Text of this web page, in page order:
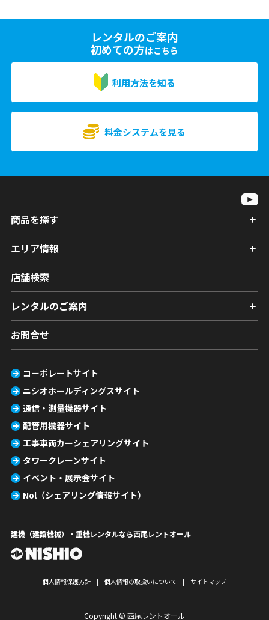
レンタルのご案内
初めての方はこちら
利用方法を知る
料金システムを見る
商品を探す
エリア情報
店舗検索
レンタルのご案内
お問合せ
コーポレートサイト
ニシオホールディングスサイト
通信・測量機器サイト
配管用機器サイト
工事車両カーシェアリングサイト
タワークレーンサイト
イベント・展示会サイト
Nol（シェアリング情報サイト）
建機（建設機械）・重機レンタルなら西尾レントオール
個人情報保護方針 個人情報の取扱いについて サイトマップ
Copyright © 西尾レントオール